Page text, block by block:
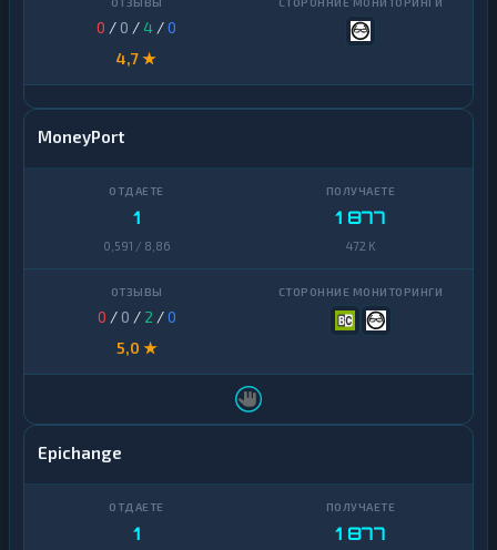
0 / 0 / 4 /0
4,7 ★
MoneyPort
1
0,591 / 8,86
1 877
472 K
0 / 0 / 2 /0
5,0 ★
Epichange
1 1 877